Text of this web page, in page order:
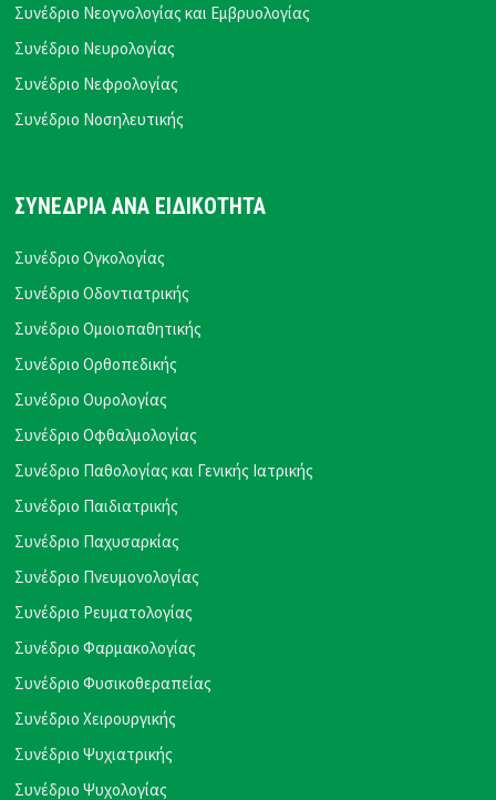
Συνέδριο Νεογνολογίας και Εμβρυολογίας
Συνέδριο Νευρολογίας
Συνέδριο Νεφρολογίας
Συνέδριο Νοσηλευτικής
ΣΥΝΕΔΡΙΑ ΑΝΑ ΕΙΔΙΚΟΤΗΤΑ
Συνέδριο Ογκολογίας
Συνέδριο Οδοντιατρικής
Συνέδριο Ομοιοπαθητικής
Συνέδριο Ορθοπεδικής
Συνέδριο Ουρολογίας
Συνέδριο Οφθαλμολογίας
Συνέδριο Παθολογίας και Γενικής Ιατρικής
Συνέδριο Παιδιατρικής
Συνέδριο Παχυσαρκίας
Συνέδριο Πνευμονολογίας
Συνέδριο Ρευματολογίας
Συνέδριο Φαρμακολογίας
Συνέδριο Φυσικοθεραπείας
Συνέδριο Χειρουργικής
Συνέδριο Ψυχιατρικής
Συνέδριο Ψυχολογίας